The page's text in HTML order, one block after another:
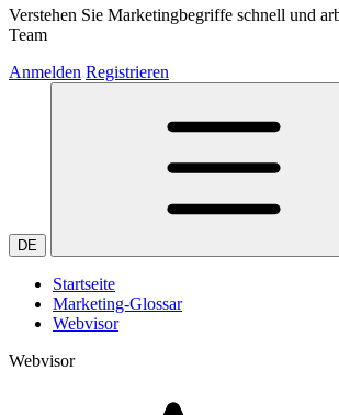
Verstehen Sie Marketingbegriffe schnell und
Team
Anmelden Registrieren
DE
Startseite
Marketing-Glossar
Webvisor
Webvisor